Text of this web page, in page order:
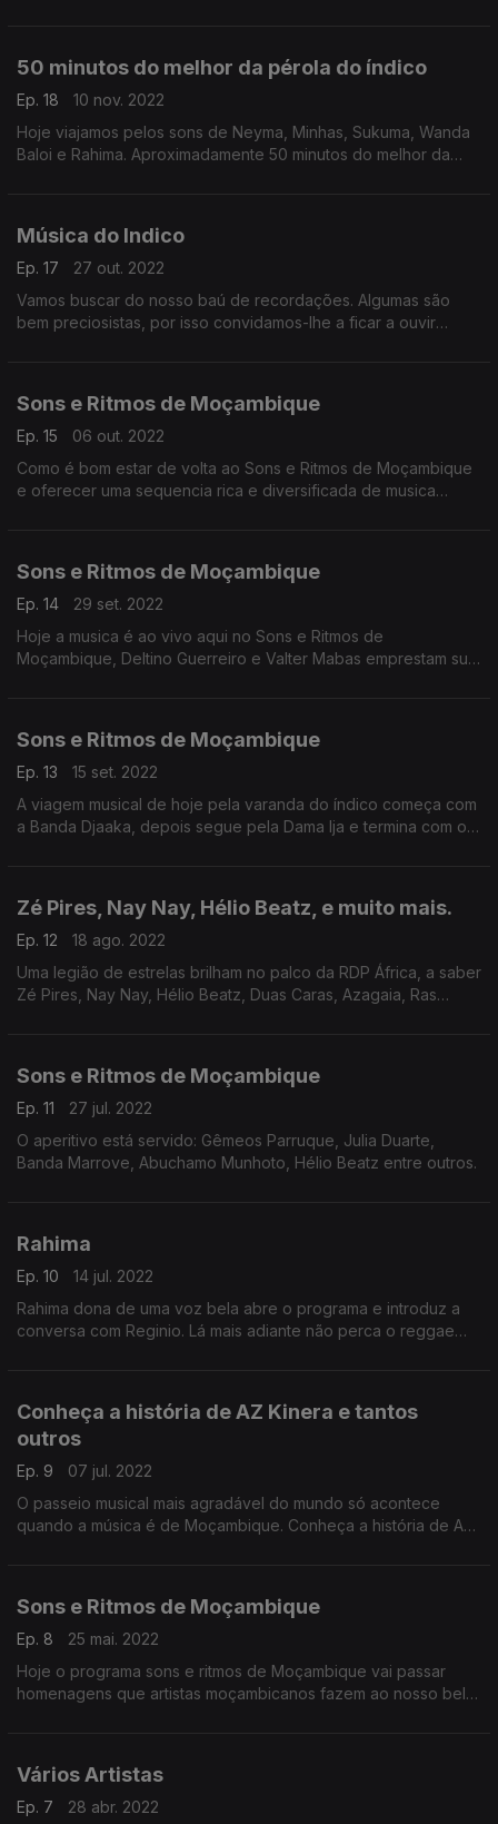
50 minutos do melhor da pérola do índico
Ep. 18
10 nov. 2022
Hoje viajamos pelos sons de Neyma, Minhas, Sukuma, Wanda
Baloi e Rahima. Aproximadamente 50 minutos do melhor da
Música do Indico
Ep. 17
27 out. 2022
Vamos buscar do nosso baú de recordações. Algumas são
bem preciosistas, por isso convidamos-lhe a ficar a ouvir
Sons e Ritmos de Moçambique
Ep. 15
06 out. 2022
Como é bom estar de volta ao Sons e Ritmos de Moçambique
e oferecer uma sequencia rica e diversificada de musica
Sons e Ritmos de Moçambique
Ep. 14
29 set. 2022
Hoje a musica é ao vivo aqui no Sons e Ritmos de
Moçambique, Deltino Guerreiro e Valter Mabas emprestam sua
Sons e Ritmos de Moçambique
Ep. 13
15 set. 2022
A viagem musical de hoje pela varanda do índico começa com
a Banda Djaaka, depois segue pela Dama Ija e termina com o
Zé Pires, Nay Nay, Hélio Beatz, e muito mais.
Ep. 12
18 ago. 2022
Uma legião de estrelas brilham no palco da RDP África, a saber
Zé Pires, Nay Nay, Hélio Beatz, Duas Caras, Azagaia, Ras
Sons e Ritmos de Moçambique
Ep. 11
27 jul. 2022
O aperitivo está servido: Gêmeos Parruque, Julia Duarte,
Banda Marrove, Abuchamo Munhoto, Hélio Beatz entre outros.
Rahima
Ep. 10
14 jul. 2022
Rahima dona de uma voz bela abre o programa e introduz a
conversa com Reginio. Lá mais adiante não perca o reggae
Conheça a história de AZ Kinera e tantos
outros
Ep. 9
07 jul. 2022
O passeio musical mais agradável do mundo só acontece
quando a música é de Moçambique. Conheça a história de AZ
Sons e Ritmos de Moçambique
Ep. 8
25 mai. 2022
Hoje o programa sons e ritmos de Moçambique vai passar
homenagens que artistas moçambicanos fazem ao nosso belo
Vários Artistas
Ep. 7 28 abr. 2022